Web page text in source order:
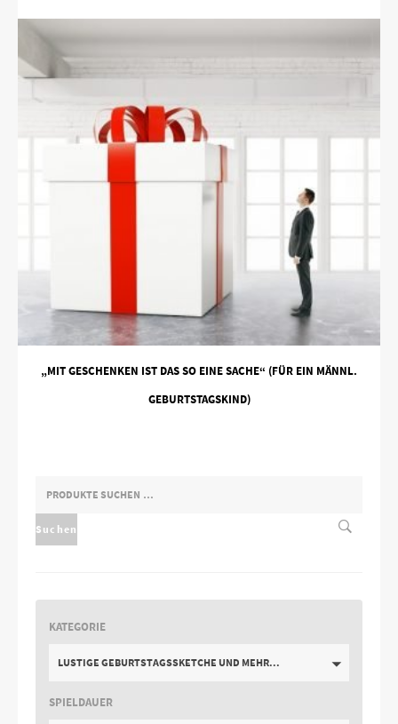
„MIT GESCHENKEN IST DAS SO EINE SACHE“ (FÜR EIN MÄNNL.
GEBURTSTAGSKIND)
SUCHEN
NACH:
Suchen
KATEGORIE
LUSTIGE GEBURTSTAGSSKETCHE UND MEHR...
SPIELDAUER